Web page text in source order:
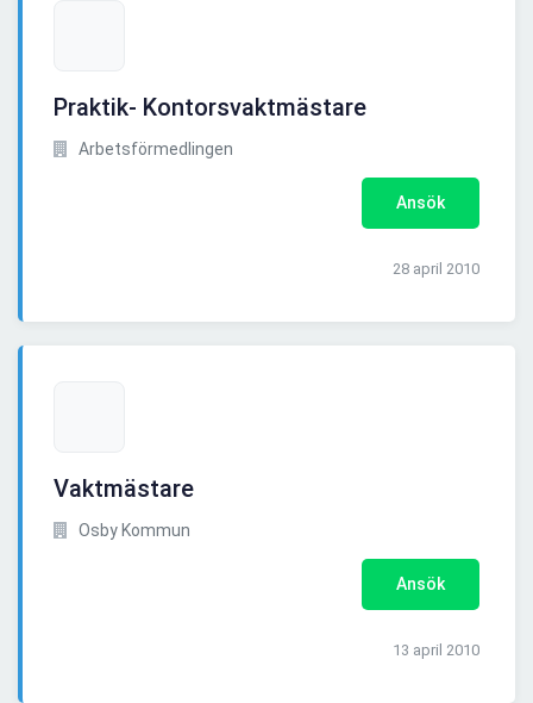
Praktik- Kontorsvaktmästare
Arbetsförmedlingen
Ansök
28 april 2010
Vaktmästare
Osby Kommun
Ansök
13 april 2010